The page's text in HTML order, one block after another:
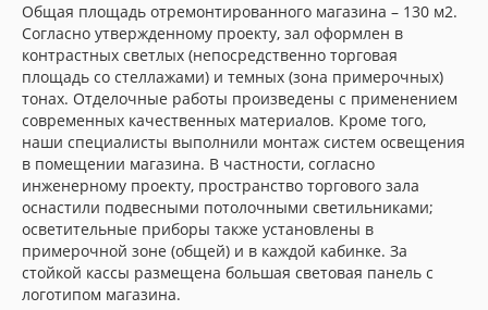
Общая площадь отремонтированного магазина – 130 м2.
Согласно утвержденному проекту, зал оформлен в
контрастных светлых (непосредственно торговая
площадь со стеллажами) и темных (зона примерочных)
тонах. Отделочные работы произведены с применением
современных качественных материалов. Кроме того,
наши специалисты выполнили монтаж систем освещения
в помещении магазина. В частности, согласно
инженерному проекту, пространство торгового зала
оснастили подвесными потолочными светильниками;
осветительные приборы также установлены в
примерочной зоне (общей) и в каждой кабинке. За
стойкой кассы размещена большая световая панель с
логотипом магазина.